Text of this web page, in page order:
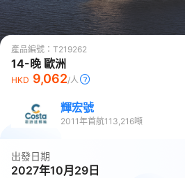
產品編號： T219262
14-晚 歐洲
HKD 9,062/人
輝宏號
2011年首航113,216噸
出發日期
2027年10月29日